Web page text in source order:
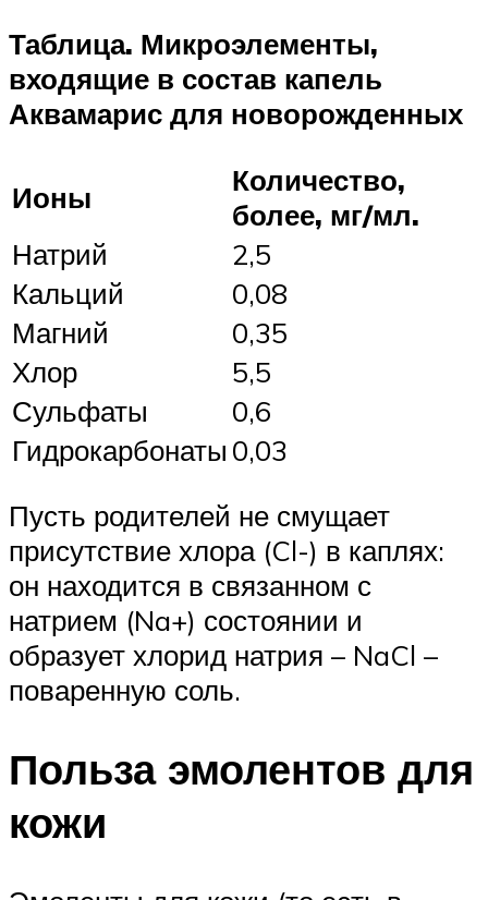
Таблица. Микроэлементы,
входящие в состав капель
Аквамарис для новорожденных
Ионы
Количество,
более, мг/мл.
Натрий
2,5
Кальций
0,08
Магний
0,35
Хлор
5,5
Сульфаты
0,6
Гидрокарбонаты 0,03
Пусть родителей не смущает
присутствие хлора (Cl-) в каплях:
он находится в связанном с
натрием (Na+) состоянии и
образует хлорид натрия – NaCl –
поваренную соль.
Польза эмолентов для
кожи